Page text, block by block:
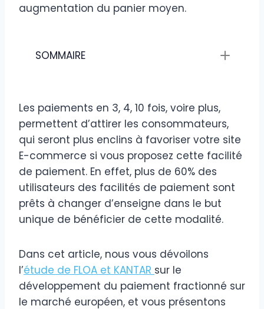
augmentation du panier moyen.
SOMMAIRE
Les paiements en 3, 4, 10 fois, voire plus,
permettent d’attirer les consommateurs,
qui seront plus enclins à favoriser votre site
E-commerce si vous proposez cette facilité
de paiement. En effet, plus de 60% des
utilisateurs des facilités de paiement sont
prêts à changer d’enseigne dans le but
unique de bénéficier de cette modalité.
Dans cet article, nous vous dévoilons
l’étude de FLOA et KANTAR sur le
développement du paiement fractionné sur
le marché européen, et vous présentons